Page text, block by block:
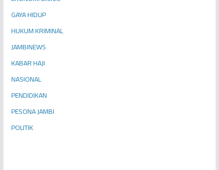
GAYA HIDUP
HUKUM KRIMINAL
JAMBINEWS
KABAR HAJI
NASIONAL
PENDIDIKAN
PESONA JAMBI
POLITIK